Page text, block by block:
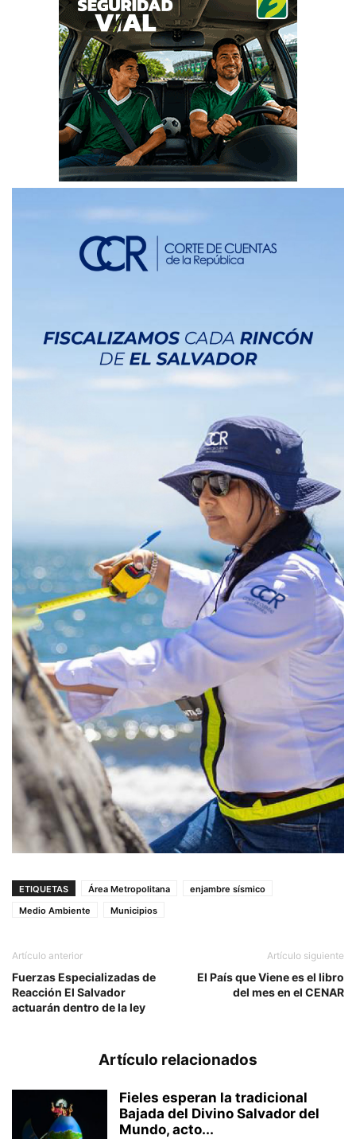
ETIQUETAS Área Metropolitana
enjambre sísmico
Medio Ambiente
Municipios
Artículo anterior
Fuerzas Especializadas de
Reacción El Salvador
actuarán dentro de la ley
Artículo siguiente
El País que Viene es el libro
del mes en el CENAR
Artículo relacionados
Fieles esperan la tradicional
Bajada del Divino Salvador del
Mundo, acto...